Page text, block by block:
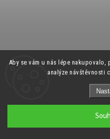
Aby se vám u nás lépe
analýze návštěvnosti